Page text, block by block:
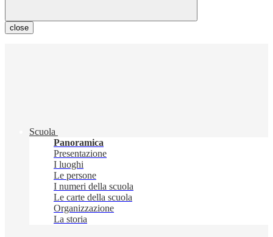
close
Scuola
Panoramica
Presentazione
I luoghi
Le persone
I numeri della scuola
Le carte della scuola
Organizzazione
La storia